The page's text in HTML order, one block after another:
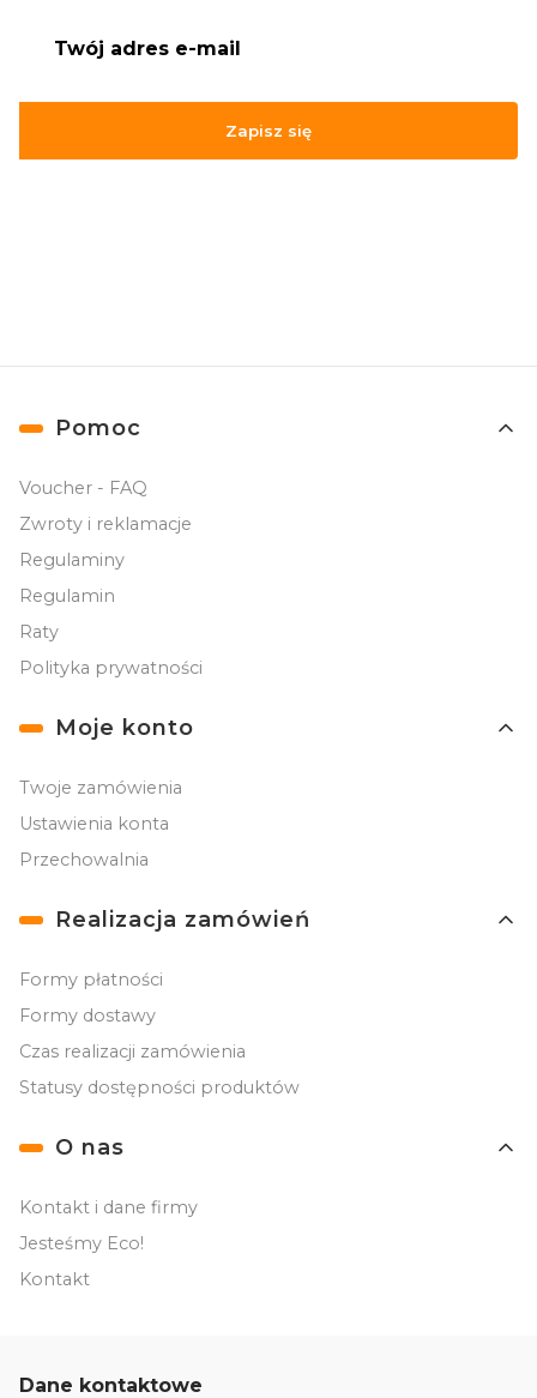
Zapisz się
Linki w stopce
Pomoc
Voucher - FAQ
Zwroty i reklamacje
Regulaminy
Regulamin
Raty
Polityka prywatności
Moje konto
Twoje zamówienia
Ustawienia konta
Przechowalnia
Realizacja zamówień
Formy płatności
Formy dostawy
Czas realizacji zamówienia
Statusy dostępności produktów
O nas
Kontakt i dane firmy
Jesteśmy Eco!
Kontakt
Dane kontaktowe